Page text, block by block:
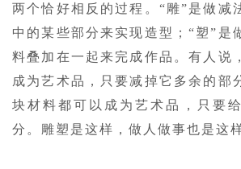
两个恰好相反的过程。“雕”是做减
中的某些部分来实现造型；“塑”是
料叠加在一起来完成作品。有人说
成为艺术品，只要减掉它多余的部
块材料都可以成为艺术品，只要
分。雕塑是这样，做人做事也是这样